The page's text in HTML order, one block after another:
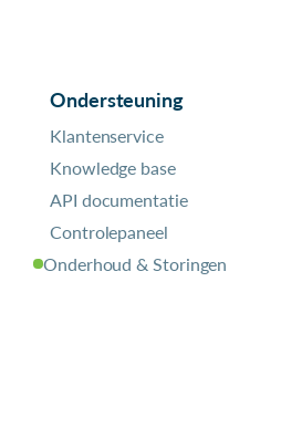
Ondersteuning
Klantenservice
Knowledge base
API documentatie
Controlepaneel
Onderhoud & Storingen